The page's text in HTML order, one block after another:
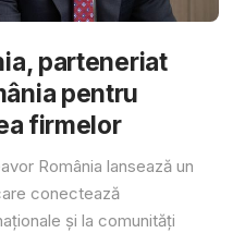
parteneriat
pentru
firmelor
România lansează un
conectează
și la comunități